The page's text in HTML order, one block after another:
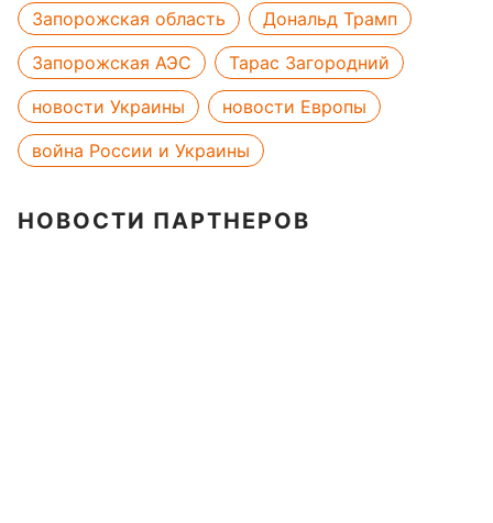
Запорожская область
Дональд Трамп
Запорожская АЭС
Тарас Загородний
новости Украины
новости Европы
война России и Украины
НОВОСТИ ПАРТНЕРОВ